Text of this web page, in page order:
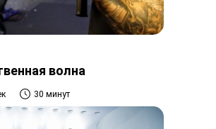
волна
30 минут